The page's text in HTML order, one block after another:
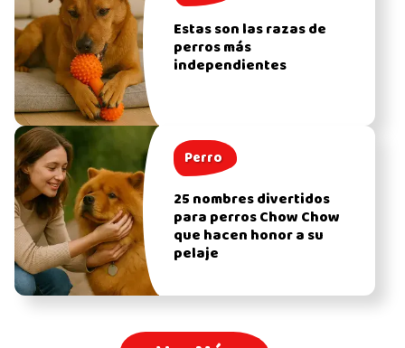
Estas son las razas de
perros más
independientes
Perro
25 nombres divertidos
para perros Chow Chow
que hacen honor a su
pelaje